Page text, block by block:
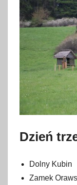
Dzień
Dolny Kubin
Zamek